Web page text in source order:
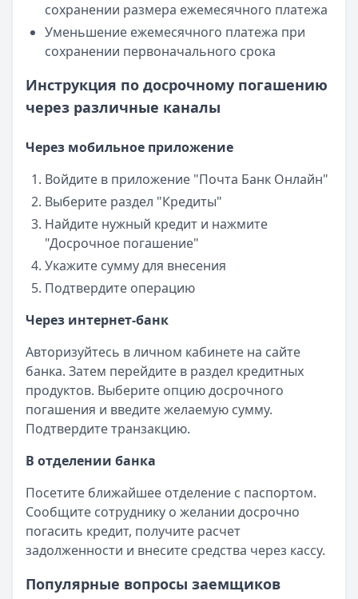
сохранении размера ежемесячного платежа
Уменьшение ежемесячного платежа при
сохранении первоначального срока
Инструкция по досрочному погашению
через различные каналы
Через мобильное приложение
Войдите в приложение "Почта Банк Онлайн"
Выберите раздел "Кредиты"
Найдите нужный кредит и нажмите
"Досрочное погашение"
Укажите сумму для внесения
Подтвердите операцию
Через интернет-банк
Авторизуйтесь в личном кабинете на сайте
банка. Затем перейдите в раздел кредитных
продуктов. Выберите опцию досрочного
погашения и введите желаемую сумму.
Подтвердите транзакцию.
В отделении банка
Посетите ближайшее отделение с паспортом.
Сообщите сотруднику о желании досрочно
погасить кредит, получите расчет
задолженности и внесите средства через кассу.
Популярные вопросы заемщиков